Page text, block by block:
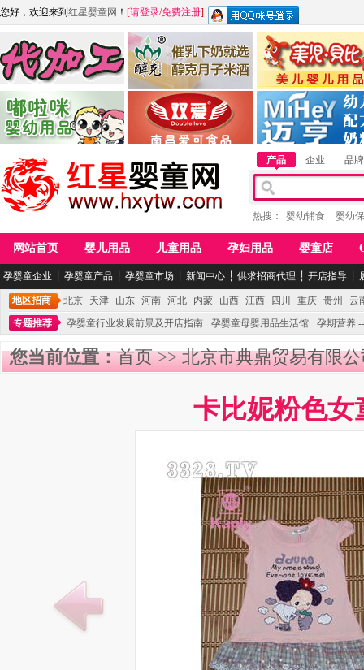
您好，欢迎来到 红星婴童网 ！ [请登录/免费注册]
江西麦嘟嘟食品有限公司
青岛嘟啦咪婴幼儿用品公司
江西醇之客月子米酒 惠州市美儿婴儿用品
湖南迈亨母婴用品有限
产品 企业 品牌
热搜： 婴幼辅食 婴幼
网站首页 婴儿用品 儿童用品 孕妇用品 婴童店
孕婴童企业 ┆ 孕婴童产品 ┆ 孕婴童市场 ┆ 新闻中心 ┆ 供求招商代理 ┆ 开店指导 ┆
地区招商 北京 天津 山东 河南 河北 内蒙 山西 江西 四川 重庆 贵州
云
专题推荐
孕婴童行业发展前景及开店指南 孕婴童母婴用品生活馆 孕期营养
您当前位置：首页>>北京市典鼎贸易有限
卡比妮粉色女